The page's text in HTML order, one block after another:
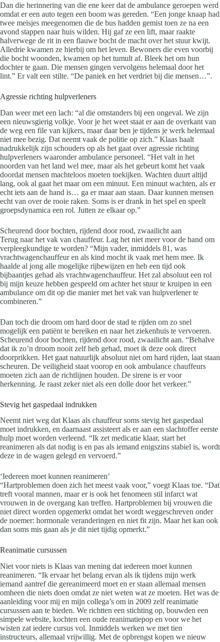
Dan die herinnering van die ene keer dat de ambulance geroepen werd
omdat er een auto tegen een boom was gereden. “Een jonge knaap had
twee meisjes meegenomen die de bus hadden gemist toen ze na een
avond stappen naar huis wilden. Hij gaf ze een lift, maar raakte
halverwege de rit in een flauwe bocht de macht over het stuur kwijt.
Alledrie kwamen ze hierbij om het leven. Bewoners die even voorbij
die bocht woonden, kwamen op het tumult af. Bleek het om hun
dochter te gaan. Die mensen gingen vervolgens helemaal door het
lint.” Er valt een stilte. “De paniek en het verdriet bij die mensen…”.
Agressie richting hulpverleners
Dan weer met een lach: “al die omstanders bij een ongeval. We zijn
een nieuwsgierig volkje. Voor je het weet staat er aan de overkant van
de weg een file van kijkers, maar daar ben je tijdens je werk helemaal
niet mee bezig. Dat neemt vaak de politie op zich.” Klaas haalt
nadrukkelijk zijn schouders op als het gaat over agressie richting
hulpverleners waaronder ambulance personeel. “Het valt in het
noorden van het land wel mee, maar als het gebeurt komt het vaak
doordat mensen machteloos moeten toekijken. Wachten duurt altijd
lang, ook al gaat het maar om een minuut. Een minuut wachten, als er
echt iets aan de hand is… ga er maar aan staan. Daar kunnen mensen
echt van over de rooie raken. Soms is er drank in het spel en speelt
groepsdynamica een rol. Jutten ze elkaar op.”
Scheurend door bochten, rijdend door rood, zwaailicht aan
Terug naar het vak van chauffeur. Lag het niet meer voor de hand om
verpleegkundige te worden? “Mijn vader, inmiddels 81, was
vrachtwagenchauffeur en als kind mocht ik vaak met hem mee. Ik
haalde al jong alle mogelijke rijbewijzen en heb een tijd ook
bijbaantjes gehad als vrachtwagenchauffeur. Het zal absoluut een rol
bij mijn keuze hebben gespeeld om achter het stuur te kruipen in een
ambulance om dit op die manier met het vak van hulpverlener te
combineren.”
Dan toch die droom om hard door de stad te rijden om zo snel
mogelijk een patiënt te bereiken en naar het ziekenhuis te vervoeren.
Scheurend door bochten, rijdend door rood, zwaailicht aan. “Behalve
dat ik zo’n droom nooit zelf heb gehad, moet ik deze ook direct
doorprikken. Het gaat natuurlijk absoluut niet om hard rijden, laat staan
scheuren. De veiligheid staat voorop en ook ambulance chauffeurs
moeten zich aan de richtlijnen houden. De sirene is er voor
herkenning. Je raast zeker niet als een dolle door het verkeer.”
Stevig het gaspedaal indrukken
Neemt niet weg dat Klaas als chauffeur soms stevig het gaspedaal
moet indrukken, en daarnaast assisteert als er aan een slachtoffer eerste
hulp moet worden verleend. “Ik zet medicatie klaar, start het
reanimeren als dat nodig is en pas als iemand enigszins stabiel is, wordt
deze in de wagen gelegd en vervoerd.”
‘Iedereen moet kunnen reanimeren’
“Hartproblemen doen zich het meest vaak voor,” voegt Klaas toe. “Dat
treft vooral mannen, maar er is ook het fenomeen stil infarct wat
vrouwen in de overgang kan treffen. Hartproblemen bij vrouwen die
niet direct worden opgemerkt omdat het wordt weggeschreven onder
de noemer: hormonale veranderingen en niet fit zijn. Maar het kan ook
dan soms mis gaan als je dit niet tijdig opmerkt.”
Reanimatie cursussen
Niet voor niets is Klaas van mening dat iedereen moet kunnen
reanimeren. “Ik ervaar het belang ervan als ik tijdens mijn werk
iemand aantref die gereanimeerd moet en er staan allemaal mensen
omheen die niets doen omdat ze niet weten wat ze moeten. Het was de
aanleiding voor mij en mijn collega’s om in 2009 zelf reanimatie
cursussen aan te bieden. We richtten een stichting op, bouwden een
simpele website, kochten een oude reanimatiepop en voor we het
wisten zat iedere cursus vol. Inmiddels werken we met tien
instructeurs, allemaal vrijwillig. Met de opbrengst kopen we nieuw